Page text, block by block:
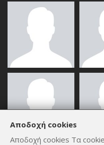
Αποδοχή cookies
Αποδοχή cookies Τα